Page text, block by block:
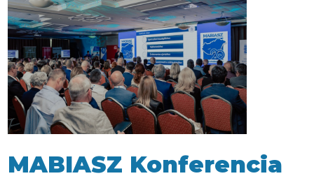
MABIASZ Konferencia